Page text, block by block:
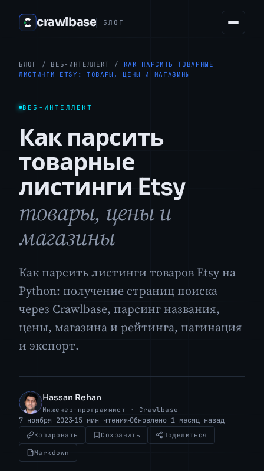
crawlbase БЛОГ
БЛОГ / ВЕБ-ИНТЕЛЛЕКТ /
КАК ПАРСИТЬ ТОВАРНЫЕ
ЛИСТИНГИ ETSY: ТОВАРЫ, ЦЕНЫ И МАГАЗИНЫ
ВЕБ-ИНТЕЛЛЕКТ
Как парсить
товарные
листинги Etsy
товары, цены и
магазины
Как парсить листинги товаров Etsy на
Python: получение страниц поиска
через Crawlbase, парсинг названия,
цены, магазина и рейтинга, пагинация
и экспорт.
HR
Hassan Rehan
Инженер-программист · Crawlbase
7 ноября 2023 15 мин чтения Обновлено 1 месяц назад
Копировать Сохранить Поделиться
Markdown